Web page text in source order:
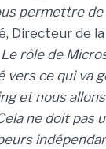
permettre
Directeur de
Le rôle de
ce qui va
et nous
ne doit pas